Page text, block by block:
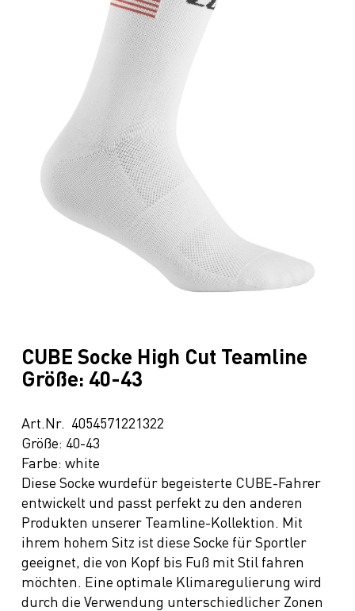
CUBE Socke High Cut Teamline
Größe: 40-43
Art.Nr. 4054571221322
Größe: 40-43
Farbe: white
Diese Socke wurdefür begeisterte CUBE-Fahrer
entwickelt und passt perfekt zu den anderen
Produkten unserer Teamline-Kollektion. Mit
ihrem hohem Sitz ist diese Socke für Sportler
geeignet, die von Kopf bis Fuß mit Stil fahren
möchten. Eine optimale Klimaregulierung wird
durch die Verwendung unterschiedlicher Zonen